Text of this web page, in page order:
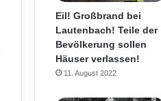
Eil! Großbrand bei
Lautenbach! Teile der
Bevölkerung sollen
Häuser verlassen!
11. August 2022